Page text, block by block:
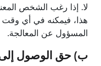
لا. إذا رغب الشخص
هذا، فيمكنه في أي وقت
المسؤول عن المعالجة.
ب) حق الوصول إلى